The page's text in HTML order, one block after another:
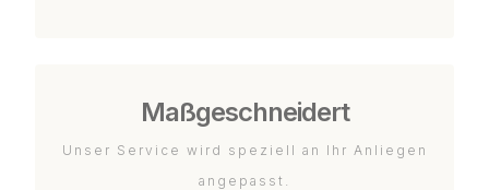
Maßgeschneidert
Unser Service wird speziell an Ihr Anliegen
angepasst.